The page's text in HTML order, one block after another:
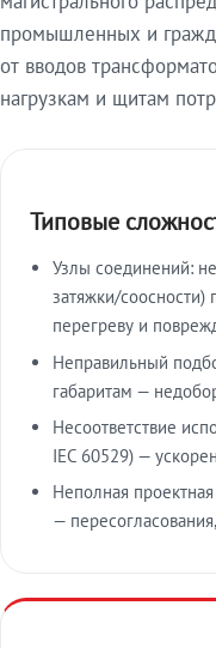
промышленных и
от вводов
нагрузкам и щитам
Типовые
Узлы соединений:
затяжки/соосности)
перегреву и
Неправильный
габаритам —
Несоответствие
IEC 60529) —
Неполная
—